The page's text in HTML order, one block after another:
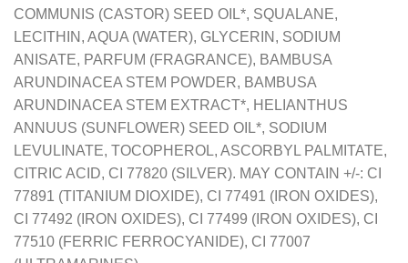
COMMUNIS (CASTOR) SEED OIL*, SQUALANE,
LECITHIN, AQUA (WATER), GLYCERIN, SODIUM
ANISATE, PARFUM (FRAGRANCE), BAMBUSA
ARUNDINACEA STEM POWDER, BAMBUSA
ARUNDINACEA STEM EXTRACT*, HELIANTHUS
ANNUUS (SUNFLOWER) SEED OIL*, SODIUM
LEVULINATE, TOCOPHEROL, ASCORBYL PALMITATE,
CITRIC ACID, CI 77820 (SILVER). MAY CONTAIN +/-: CI
77891 (TITANIUM DIOXIDE), CI 77491 (IRON OXIDES),
CI 77492 (IRON OXIDES), CI 77499 (IRON OXIDES), CI
77510 (FERRIC FERROCYANIDE), CI 77007